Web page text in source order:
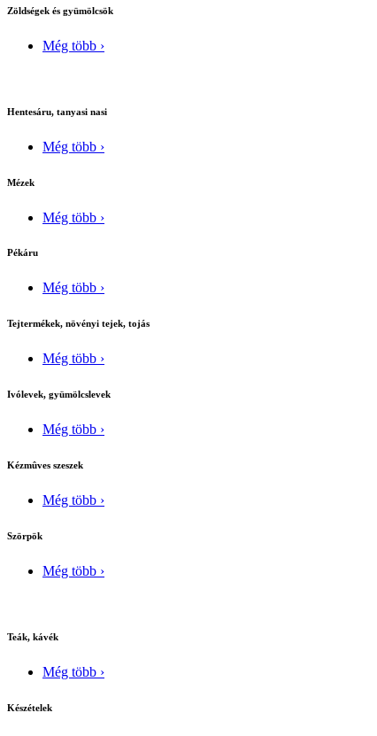
Zöldségek és gyümölcsök
Még több ›
Hentesáru, tanyasi nasi
Még több ›
Mézek
Még több ›
Pékáru
Még több ›
Tejtermékek, növényi tejek, tojás
Még több ›
Ivólevek, gyümölcslevek
Még több ›
Kézmûves szeszek
Még több ›
Szörpök
Még több ›
Teák, kávék
Még több ›
Készételek